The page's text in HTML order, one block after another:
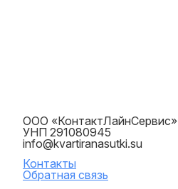
ООО «КонтактЛайнСервис»
УНП 291080945
info@kvartiranasutki.su
Контакты
Обратная связь